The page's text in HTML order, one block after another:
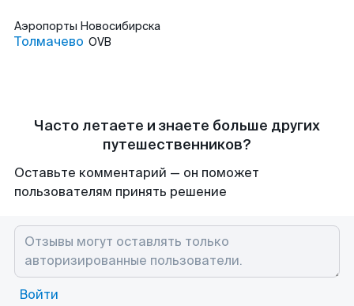
Аэропорты Новосибирска
Толмачево OVB
Часто летаете и знаете больше других
путешественников?
Оставьте комментарий — он поможет
пользователям принять решение
Войти